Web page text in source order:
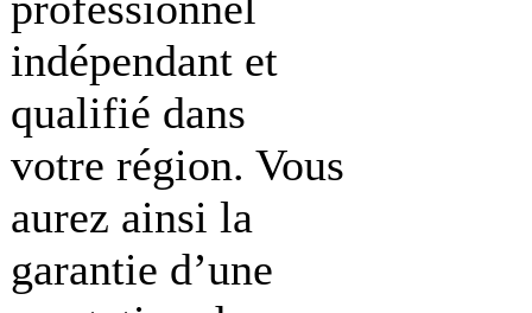
indépendant et
qualifié dans
votre région. Vous
aurez ainsi la
garantie d’une